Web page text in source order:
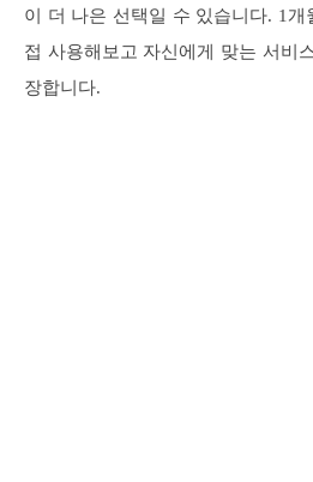
이 더 나은 선택일 수 있습니다. 1개
접 사용해보고 자신에게 맞는 서비
장합니다.